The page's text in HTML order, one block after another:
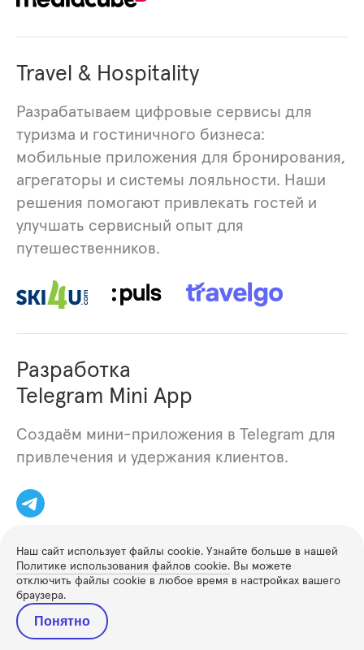
Наш сайт использует файлы cookie. Узнайте больше в нашей
Политике использования файлов cookie. Вы можете
отключить файлы cookie в любое время в настройках вашего
браузера.
Понятно
Travel & Hospitality
Разрабатываем цифровые сервисы для
туризма и гостиничного бизнеса:
мобильные приложения для бронирования,
агрегаторы и системы лояльности. Наши
решения помогают привлекать гостей и
улучшать сервисный опыт для
путешественников.
Разработка
Telegram Mini App
Создаём мини-приложения в Telegram для
привлечения и удержания клиентов.
Политика конфиденциальности